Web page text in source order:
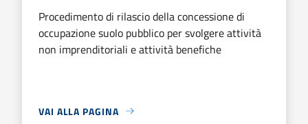
Procedimento di rilascio della concessione di
occupazione suolo pubblico per svolgere attività
non imprenditoriali e attività benefiche
VAI ALLA PAGINA